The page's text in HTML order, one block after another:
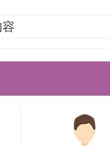
、业务和科研
复印件（加盖
容